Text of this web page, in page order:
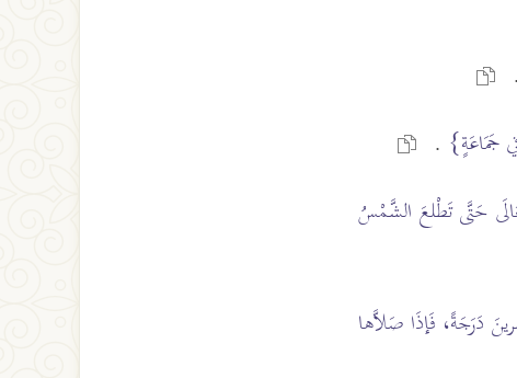
.
جَمَاعَةٍ} .
حَتَّى تَطْلعَ الشَّمْسُ
دَرَجَةً، فَإذَا صَلاَّها